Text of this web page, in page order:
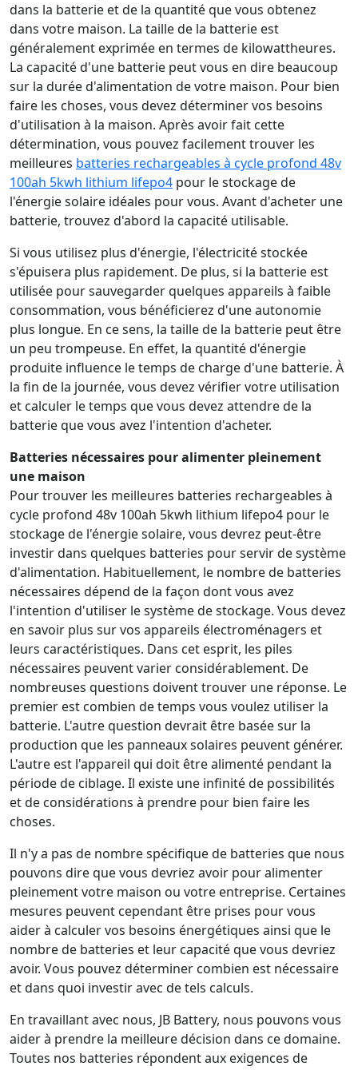
dans la batterie et de la quantité que vous obtenez
dans votre maison. La taille de la batterie est
généralement exprimée en termes de kilowattheures.
La capacité d'une batterie peut vous en dire beaucoup
sur la durée d'alimentation de votre maison. Pour bien
faire les choses, vous devez déterminer vos besoins
d'utilisation à la maison. Après avoir fait cette
détermination, vous pouvez facilement trouver les
meilleures batteries rechargeables à cycle profond 48v
100ah 5kwh lithium lifepo4 pour le stockage de
l'énergie solaire idéales pour vous. Avant d'acheter une
batterie, trouvez d'abord la capacité utilisable.
Si vous utilisez plus d'énergie, l'électricité stockée
s'épuisera plus rapidement. De plus, si la batterie est
utilisée pour sauvegarder quelques appareils à faible
consommation, vous bénéficierez d'une autonomie
plus longue. En ce sens, la taille de la batterie peut être
un peu trompeuse. En effet, la quantité d'énergie
produite influence le temps de charge d'une batterie. À
la fin de la journée, vous devez vérifier votre utilisation
et calculer le temps que vous devez attendre de la
batterie que vous avez l'intention d'acheter.
Batteries nécessaires pour alimenter pleinement
une maison
Pour trouver les meilleures batteries rechargeables à
cycle profond 48v 100ah 5kwh lithium lifepo4 pour le
stockage de l'énergie solaire, vous devrez peut-être
investir dans quelques batteries pour servir de système
d'alimentation. Habituellement, le nombre de batteries
nécessaires dépend de la façon dont vous avez
l'intention d'utiliser le système de stockage. Vous devez
en savoir plus sur vos appareils électroménagers et
leurs caractéristiques. Dans cet esprit, les piles
nécessaires peuvent varier considérablement. De
nombreuses questions doivent trouver une réponse. Le
premier est combien de temps vous voulez utiliser la
batterie. L'autre question devrait être basée sur la
production que les panneaux solaires peuvent générer.
L'autre est l'appareil qui doit être alimenté pendant la
période de ciblage. Il existe une infinité de possibilités
et de considérations à prendre pour bien faire les
choses.
Il n'y a pas de nombre spécifique de batteries que nous
pouvons dire que vous devriez avoir pour alimenter
pleinement votre maison ou votre entreprise. Certaines
mesures peuvent cependant être prises pour vous
aider à calculer vos besoins énergétiques ainsi que le
nombre de batteries et leur capacité que vous devriez
avoir. Vous pouvez déterminer combien est nécessaire
et dans quoi investir avec de tels calculs.
En travaillant avec nous, JB Battery, nous pouvons vous
aider à prendre la meilleure décision dans ce domaine.
Toutes nos batteries répondent aux exigences de